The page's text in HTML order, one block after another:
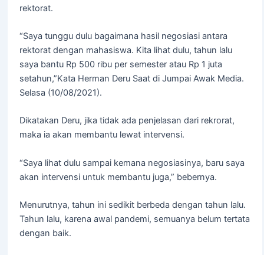
rektorat.
“Saya tunggu dulu bagaimana hasil negosiasi antara
rektorat dengan mahasiswa. Kita lihat dulu, tahun lalu
saya bantu Rp 500 ribu per semester atau Rp 1 juta
setahun,”Kata Herman Deru Saat di Jumpai Awak Media.
Selasa (10/08/2021).
Dikatakan Deru, jika tidak ada penjelasan dari rekrorat,
maka ia akan membantu lewat intervensi.
“Saya lihat dulu sampai kemana negosiasinya, baru saya
akan intervensi untuk membantu juga,” bebernya.
Menurutnya, tahun ini sedikit berbeda dengan tahun lalu.
Tahun lalu, karena awal pandemi, semuanya belum tertata
dengan baik.